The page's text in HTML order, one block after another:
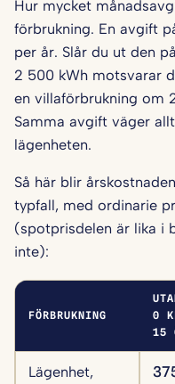
Hur mycket
förbrukning. En avgift
per år. Slår du ut den
2 500 kWh motsvarar
en villaförbrukning om
Samma avgift väger
lägenheten.
Så här blir
typfall, med ordinarie
(spotprisdelen är lika i
inte):
FÖRBRUKNING
0
15
Lägenhet,